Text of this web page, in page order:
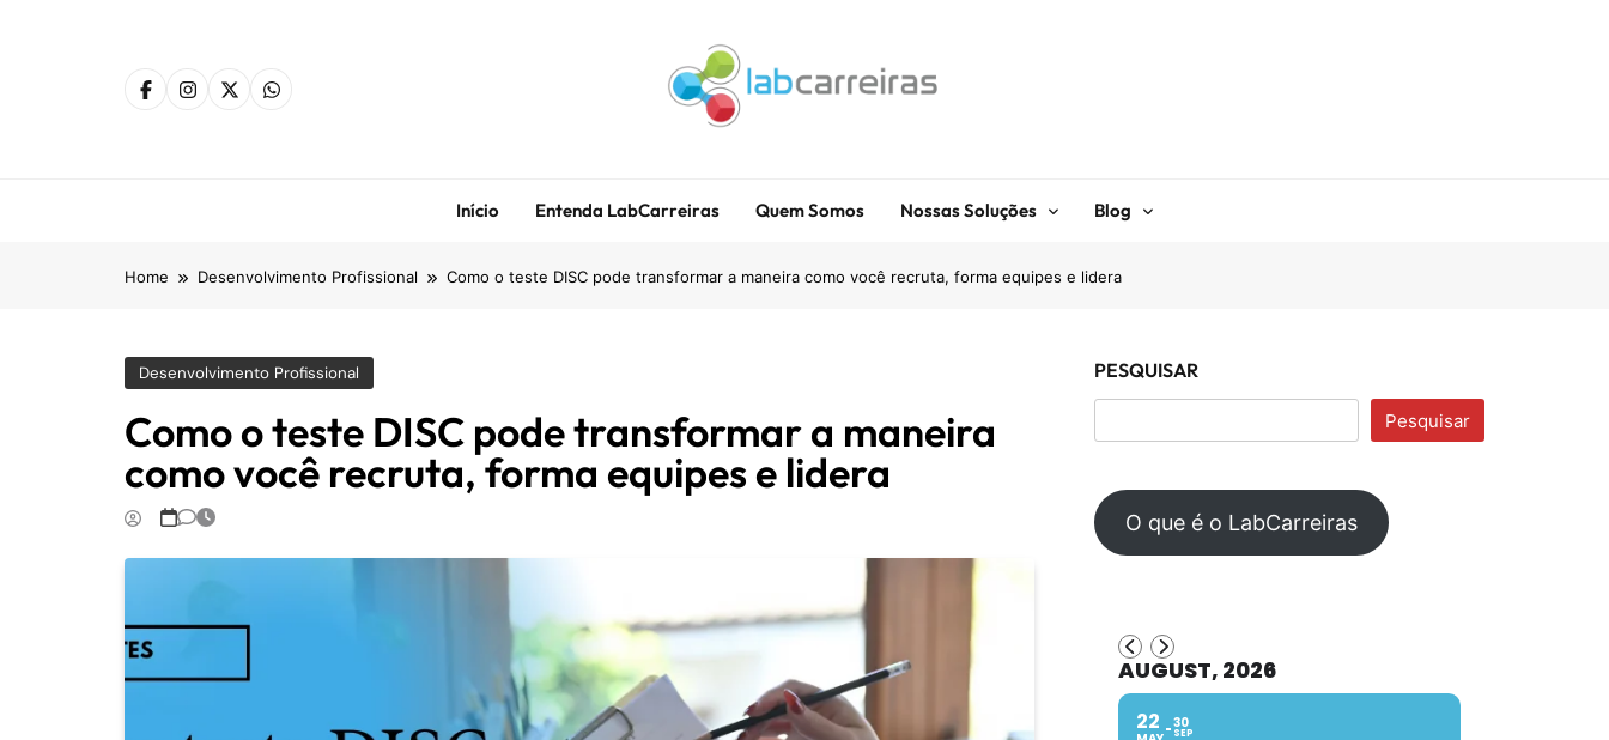
Início Entenda LabCarreiras Quem Somos Nossas Soluções Blog
Home Desenvolvimento Profissional Como o teste DISC pode transformar a maneira como você recruta, forma equipes e lidera
Desenvolvimento Profissional
Como o teste DISC pode transformar a maneira
como você recruta, forma equipes e lidera
PESQUISAR
Pesquisar
O que é o LabCarreiras
AUGUST, 2026
22 30
SEP